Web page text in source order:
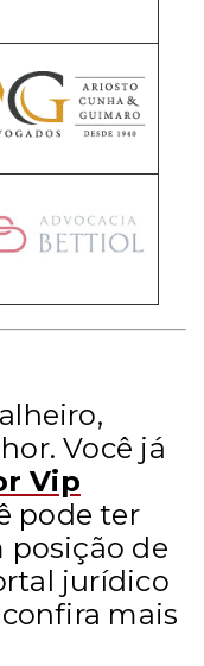
Você já
Vip
pode ter
posição de
jurídico
mais